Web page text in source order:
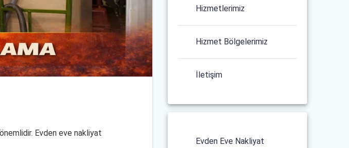
Evden eve nakliyat
Hizmetlerimiz
Hizmet Bölgelerimiz
İletişim
Evden Eve Nakliyat